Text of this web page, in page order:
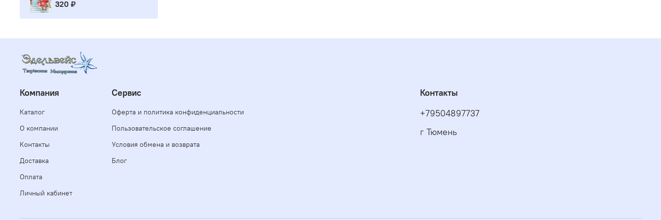
320 ₽
Компания
Каталог
О компании
Контакты
Доставка
Оплата
Личный кабинет
Сервис
Оферта и политика конфиденциальности
Пользовательское соглашение
Условия обмена и возврата
Блог
Контакты
+79504897737
г Тюмень